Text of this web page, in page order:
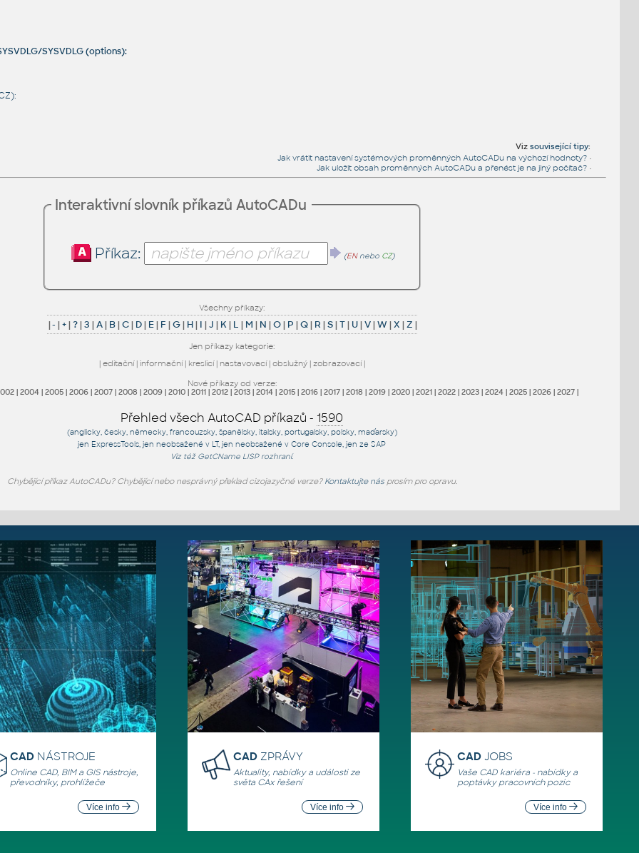
SYSVDLG (options):
Vizsouvisející tipy:
Jak vrátit nastavení systémových proměnných AutoCADu na výchozí hodnoty? •
Jak uložit obsah proměnných AutoCADu a přenést je na jiný počítač? •
Interaktivní slovník příkazů AutoCADu
Příkaz: (ENnebo CZ)
Všechny příkazy:
|- |+|?|3 |A| B|C| D| E| F |G| H| I |J | K| L | M | N |O| P |Q| R |S|T| U|V|W|X |Z |
Jen příkazy kategorie:
| editační| informační| kreslicí| nastavovací| obslužný| zobrazovací|
Nové příkazy od verze:
| 2004| 2005| 2006| 2007| 2008 | 2009| 2010| 2011| 2012| 2013| 2014| 2015| 2016| 2017| 2018 | 2019| 2020| 2021| 2022| 2023| 2024| 2025| 2026| 2027|
Přehled všech AutoCAD příkazů - 1590
(anglicky, česky, německy, francouzsky, španělsky, italsky, portugalsky, polsky, maďarsky)
jen ExpressTools, jenneobsažené v LT, jenneobsažené v Core Console, jenze SAP
Viz též GetCName LISP rozhraní.
Chybějící příkaz AutoCADu? Chybějící nebo nesprávný překlad cizojazyčné verze? Kontaktujte násprosím pro opravu.
CAD NÁSTROJE
Online CAD, BIM a GIS nástroje,
převodníky, prohlížeče
Více info
CAD ZPRÁVY
Aktuality, nabídky a události ze
světa CAx řešení
Více info
CADJOBS
Vaše CAD kariéra - nabídky a
poptávky pracovních pozic
Více info